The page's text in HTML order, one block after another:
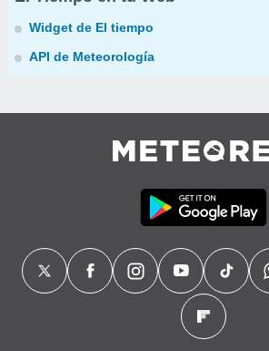
Widget de El tiempo
API de Meteorología